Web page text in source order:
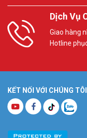
Dịch Vụ
Giao hàng
Hotline
KẾT NỐI VỚI CHÚNG TÔI